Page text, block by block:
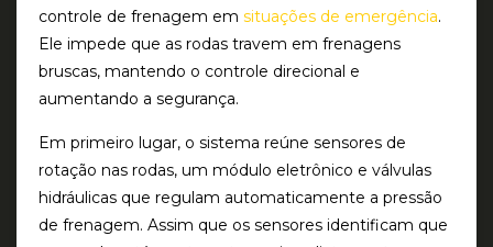
controle de frenagem em situações de emergência.
Ele impede que as rodas travem em frenagens
bruscas, mantendo o controle direcional e
aumentando a segurança.
Em primeiro lugar, o sistema reúne sensores de
rotação nas rodas, um módulo eletrônico e válvulas
hidráulicas que regulam automaticamente a pressão
de frenagem. Assim que os sensores identificam que